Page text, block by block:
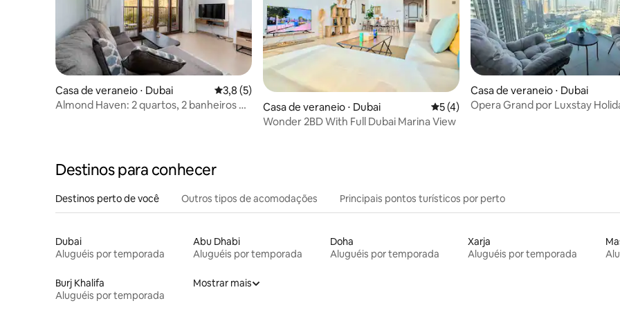
Casa de veraneio ⋅ Dubai 3,8 de uma avaliação média de 5, 5 avaliações
3,8 (5)
Almond Haven: 2 quartos, 2 banheiros na
Casa de veraneio ⋅ Dubai 5 de uma avaliação média de 5, 4
5 (4)
Wonder 2BD With Full Dubai Marina View
Casa de veraneio ⋅ Dubai
Opera Grand por Luxstay
Destinos para conhecer
Destinos perto de você Outros tipos de acomodações Principais pontos turísticos por perto
Dubai
Aluguéis por temporada
Abu Dhabi
Aluguéis por temporada
Doha
Aluguéis por temporada
Xarja
Aluguéis por temporada
Burj Khalifa
Aluguéis por temporada
Mostrar mais